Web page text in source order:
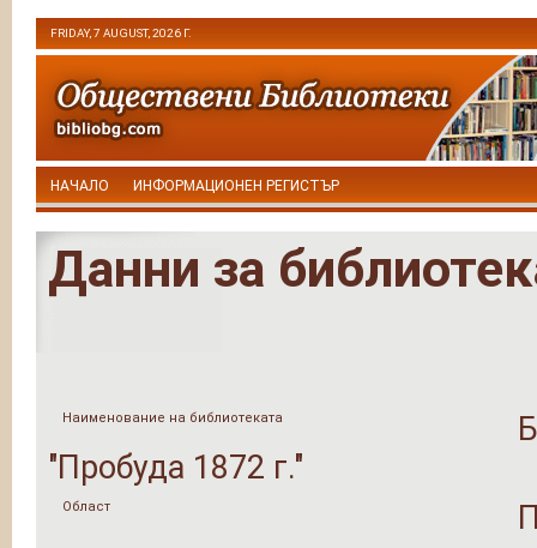
FRIDAY, 7 AUGUST, 2026 Г.
НАЧАЛО ИНФОРМАЦИОНЕН РЕГИСТЪР
Данни за
Наименование на библиотеката
"Пробуда 1872 г."
Област